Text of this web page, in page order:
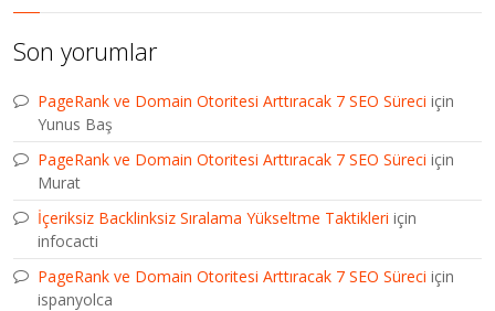
Son yorumlar
PageRank ve Domain Otoritesi Arttıracak 7 SEO Süreci için
Yunus Baş
PageRank ve Domain Otoritesi Arttıracak 7 SEO Süreci için
Murat
İçeriksiz Backlinksiz Sıralama Yükseltme Taktikleri için
infocacti
PageRank ve Domain Otoritesi Arttıracak 7 SEO Süreci için
ispanyolca